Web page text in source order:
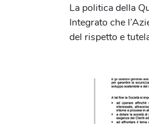
La politica della
Integrato che
del rispetto e